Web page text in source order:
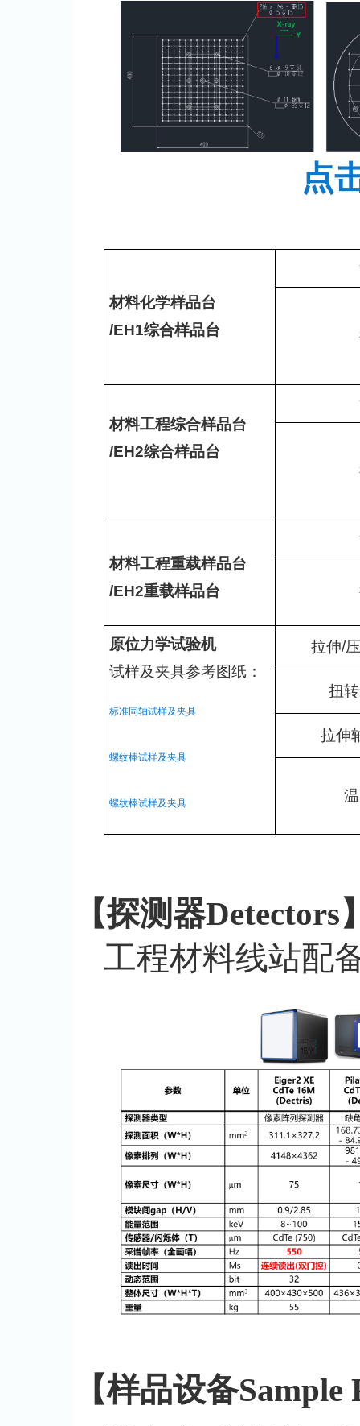
点
材料化学样品台
/EH1综合样品台
材料工程综合样品台
/EH2综合样品台
材料工程重载样品台
/EH2重载样品台
原位力学试验机
试样及夹具参考图纸：
标准同轴试样及夹具
螺纹棒试样及夹具
螺纹棒试样及夹具
拉伸/
扭
拉伸
【探测器Detectors
工程材料线站配
【样品设备